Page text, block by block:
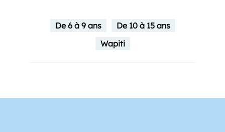
De 6 à 9 ans
De 10 à 15 ans
Wapiti